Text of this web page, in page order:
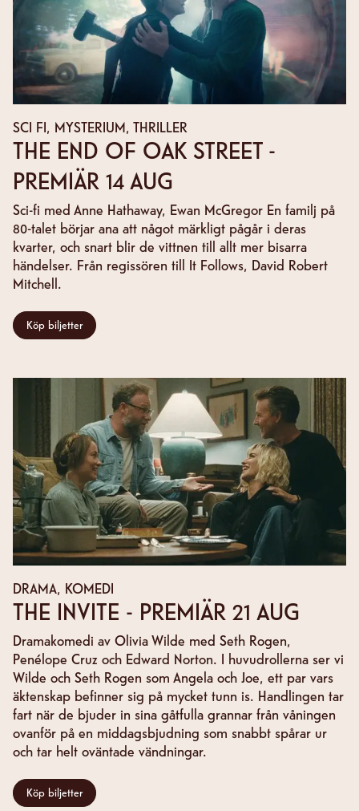
SCI FI, MYSTERIUM, THRILLER
THE END OF OAK STREET -
PREMIÄR 14 AUG
Sci-fi med Anne Hathaway, Ewan McGregor En familj på
80-talet börjar ana att något märkligt pågår i deras
kvarter, och snart blir de vittnen till allt mer bisarra
händelser. Från regissören till It Follows, David Robert
Mitchell.
Köp biljetter
DRAMA, KOMEDI
THE INVITE - PREMIÄR 21 AUG
Dramakomedi av Olivia Wilde med Seth Rogen,
Penélope Cruz och Edward Norton. I huvudrollerna ser vi
Wilde och Seth Rogen som Angela och Joe, ett par vars
äktenskap befinner sig på mycket tunn is. Handlingen tar
fart när de bjuder in sina gåtfulla grannar från våningen
ovanför på en middagsbjudning som snabbt spårar ur
och tar helt oväntade vändningar.
Köp biljetter